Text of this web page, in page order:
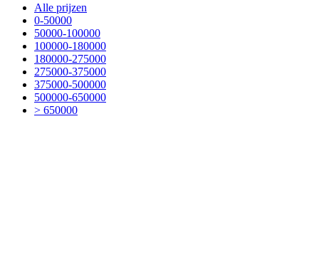
Alle prijzen
0-50000
50000-100000
100000-180000
180000-275000
275000-375000
375000-500000
500000-650000
> 650000